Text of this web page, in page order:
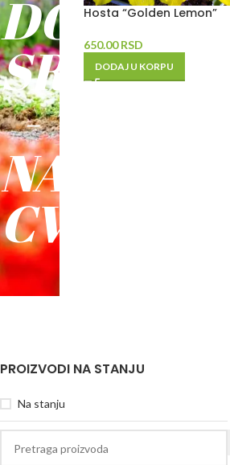
DO
SREĆE
-
NAŠE
CVEĆE
Hosta “Golden Lemon”
650.00RSD
DODAJ U KORPU
PROIZVODI NA STANJU
Na stanju